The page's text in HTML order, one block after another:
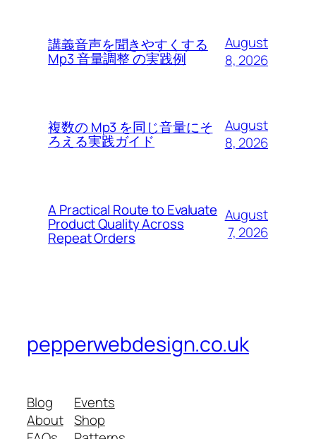
講義音声を聞きやすくする
Mp3 音量調整 の実践例
August
8, 2026
複数の Mp3 を同じ音量にそ
ろえる実践ガイド
August
8, 2026
A Practical Route to Evaluate
Product Quality Across
Repeat Orders
August
7, 2026
pepperwebdesign.co.uk
Blog
About
Events
Shop